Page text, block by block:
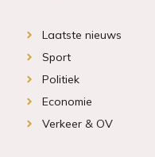
Laatste nieuws
Sport
Politiek
Economie
Verkeer & OV